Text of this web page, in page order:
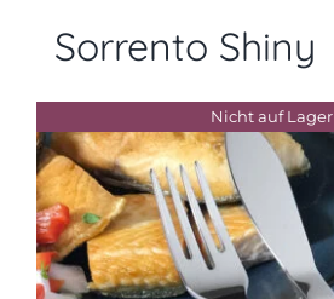
Sorrento Shiny
Nicht auf Lager